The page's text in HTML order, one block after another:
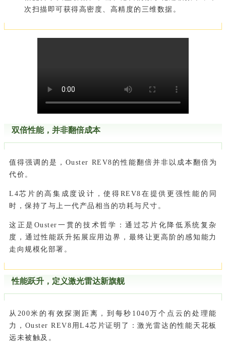
次扫描即可获得高密度、高精度的三维数据。
双倍性能，并非翻倍成本
值得强调的是，Ouster REV8的性能翻倍并非以成本翻倍为
代价。
L4芯片的高集成度设计，使得REV8在提供更强性能的同
时，保持了与上一代产品相当的功耗与尺寸。
这正是Ouster一贯的技术哲学：通过芯片化降低系统复杂
度，通过性能跃升拓展应用边界，最终让更高阶的感知能力
走向规模化部署。
性能跃升，定义激光雷达新旗舰
从200米的有效探测距离，到每秒1040万个点云的处理能
力，Ouster REV8用L4芯片证明了：激光雷达的性能天花板
远未被触及。